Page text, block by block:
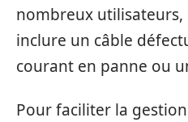
nombreux utilisateurs,
inclure un câble
courant en panne ou
Pour faciliter la